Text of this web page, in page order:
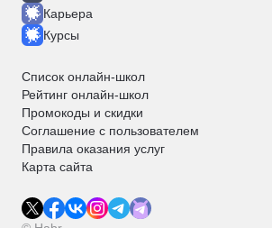
Карьера
Курсы
Список онлайн-школ
Рейтинг онлайн-школ
Промокоды и скидки
Соглашение с пользователем
Правила оказания услуг
Карта сайта